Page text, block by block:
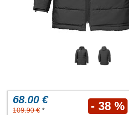
68.00 €
109.90 € * - 38 %